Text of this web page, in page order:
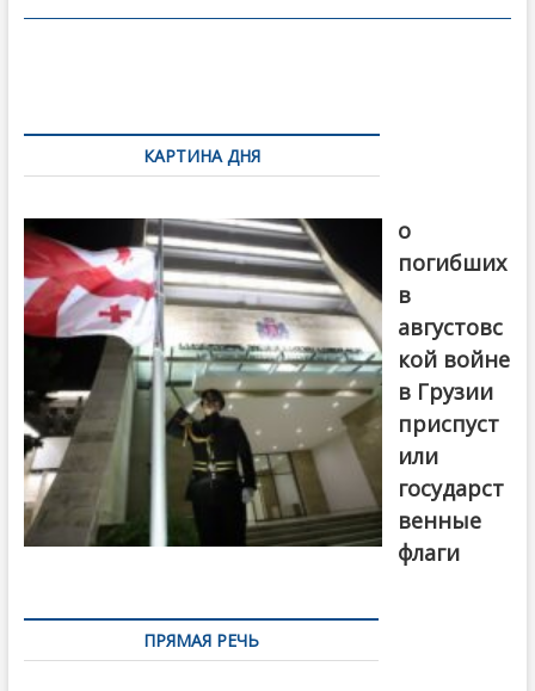
o
в
по
записямКАРТИНА ДНЯ
о
погибших
в
августовс
кой войне
в Грузии
приспуст
или
государст
венные
флаги
ПРЯМАЯ РЕЧЬ